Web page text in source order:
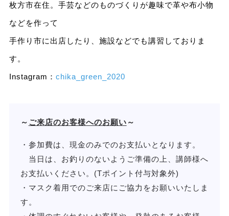
枚方市在住。手芸などのものづくりが趣味で革や布小物
などを作って
手作り市に出店したり、施設などでも講習しておりま
す。
Instagram： chika_green_2020
～ ご来店のお客様へのお願い ～
・参加費は、現金のみでのお支払いとなります。
当日は、お釣りのないようご準備の上、講師様へ
お支払いください。(Tポイント付与対象外)
・マスク着用でのご来店にご協力をお願いいたしま
す。